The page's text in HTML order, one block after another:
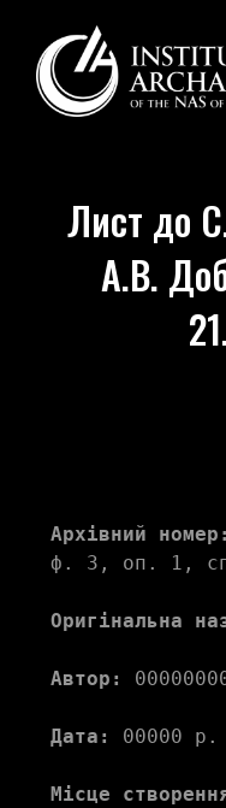
Лист до
А.В.
Архівний номер:
ф. 3, оп. 1,
Оригінальна
Автор:
Дата: 00000 р.
Місце